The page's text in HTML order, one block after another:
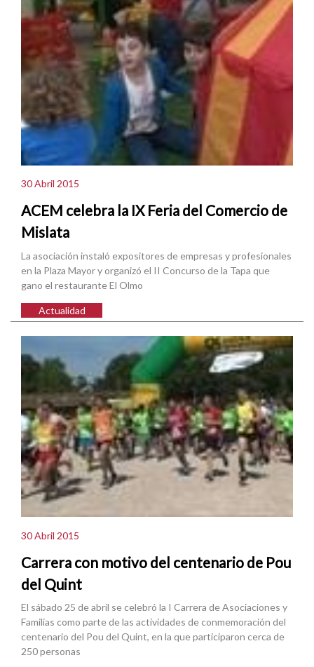
30 Abril 2015
ACEM celebra la IX Feria del Comercio de
Mislata
La asociación instaló expositores de empresas y profesionales
en la Plaza Mayor y organizó el II Concurso de la Tapa que
gano el restaurante El Olmo
Actualidad
30 Abril 2015
Carrera con motivo del centenario de Pou
del Quint
El sábado 25 de abril se celebró la I Carrera de Asociaciones y
Familias como parte de las actividades de conmemoración del
centenario del Pou del Quint, en la que participaron cerca de
250 personas